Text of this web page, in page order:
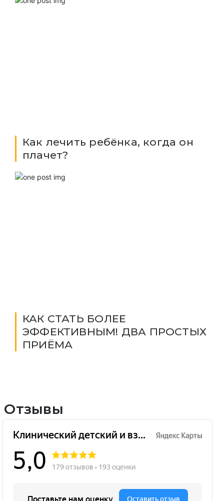
Как лечить ребёнка, когда он
плачет?
КАК СТАТЬ БОЛЕЕ
ЭФФЕКТИВНЫМ! ДВА ПРОСТЫХ
ПРИЁМА
Отзывы